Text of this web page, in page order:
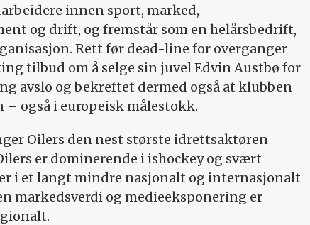
innen sport, marked,
og drift, og fremstår som en helårsbedrift,
Rett før dead-line for overganger
tilbud om å selge sin juvel Edvin Austbø for
avslo og bekreftet dermed også at klubben
også i europeisk målestokk.
Oilers den nest største idrettsaktøren
er dominerende i ishockey og svært
i et langt mindre nasjonalt og internasjonalt
markedsverdi og medieeksponering er